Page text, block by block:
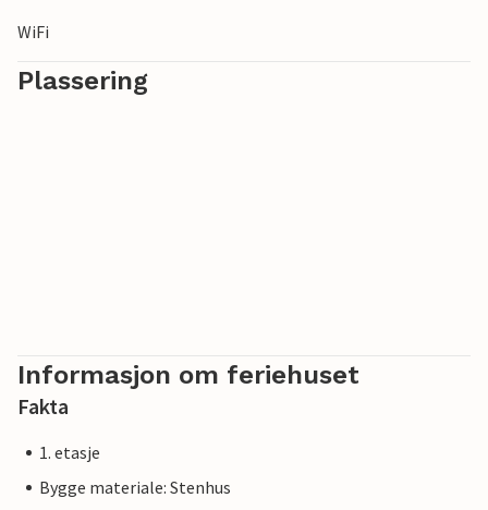
WiFi
Plassering
Informasjon om feriehuset
Fakta
1. etasje
Bygge materiale: Stenhus